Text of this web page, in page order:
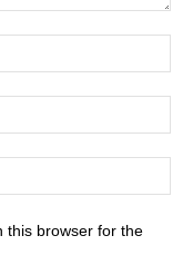
this browser for the